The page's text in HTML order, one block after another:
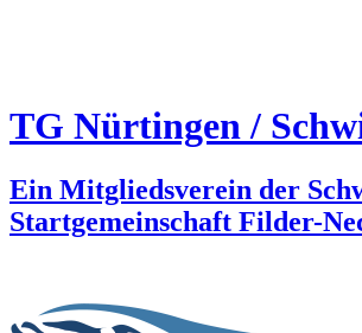
TG Nürtingen /
Ein Mitgliedsverein der
Startgemeinschaft Filder-